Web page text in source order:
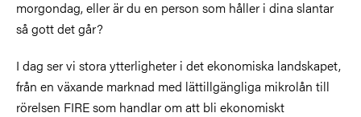
morgondag, eller är du en person som håller i dina slantar
så gott det går?
I dag ser vi stora ytterligheter i det ekonomiska landskapet,
från en växande marknad med lättillgängliga mikrolån till
rörelsen FIRE som handlar om att bli ekonomiskt